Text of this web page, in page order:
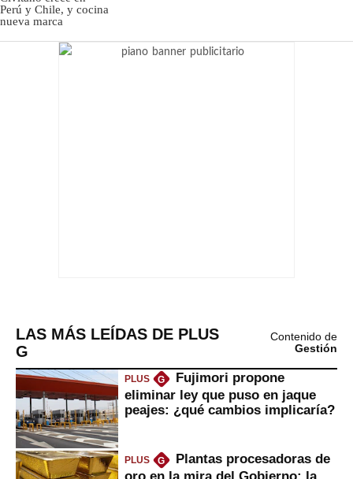
LAS MÁS LEÍDAS DE PLUS
G
Contenido de
Gestión
PLUS G
Fujimori propone
eliminar ley que puso en jaque
peajes: ¿qué cambios implicaría?
PLUS G
Plantas procesadoras de
oro en la mira del Gobierno: la